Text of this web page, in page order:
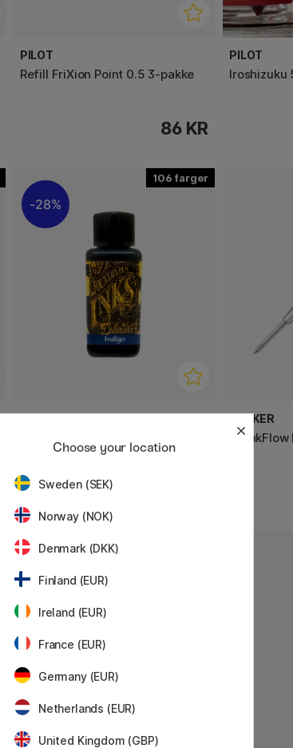
PILOT
Refill FriXion Point 0.5 3-pakke
86 KR
PILOT
Iroshizuku
106
28%
DIAMINE
60 KR
PARKER
Choose your location
Sweden (SEK)
Norway (NOK)
Denmark (DKK)
Finland (EUR)
Ireland (EUR)
France (EUR)
Germany (EUR)
Netherlands (EUR)
United Kingdom (GBP)